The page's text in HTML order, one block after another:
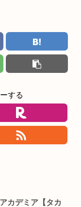
する
カデミア【タカ